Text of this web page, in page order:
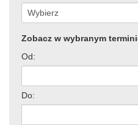
Zobacz w wybranym
Od:
Do: